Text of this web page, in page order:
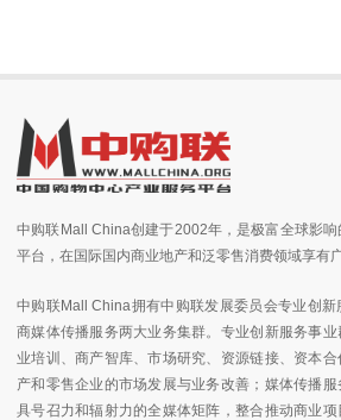
中购联Mall China创建于2002年，是极富全球影
平台，在国际国内商业地产和泛零售消费领域享有
中购联Mall China拥有中购联发展委员会专业创新
商媒体传播服务两大业务集群。专业创新服务事
业培训、商产智库、市场研究、资源链接、资本
产和零售企业的市场发展与业务改善；媒体传播
具号召力和辐射力的全媒体矩阵，整合推动商业